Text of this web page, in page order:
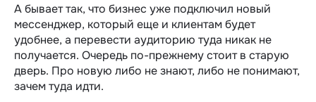
А бывает так, что бизнес уже подключил новый
мессенджер, который еще и клиентам будет
удобнее, а перевести аудиторию туда никак не
получается. Очередь по-прежнему стоит в старую
дверь. Про новую либо не знают, либо не понимают,
зачем туда идти.